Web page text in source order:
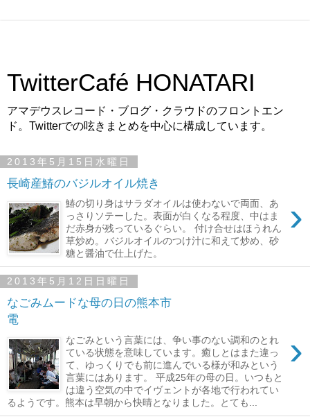
TwitterCafé HONATARI
アマデウスレコード・ブログ・クラウドのフロントエン
ド。Twitterでの呟きまとめを中心に構成しています。
2013年5月15日水曜日
長崎産鰆のバジルオイル焼き
›
鰆の切り身はサラダオイルは使わないで両面、あ
っさりソテーした。表面が白くなる程度、中はま
だ赤身が残っているぐらい。 付け合せはほうれん
草炒め。バジルオイルのつけ汁に和えて炒め、砂
糖と醤油で仕上げた。
2013年5月12日日曜日
なごみムードな母の日の熊本市
電
›
なごみという言葉には、争い事のない調和のとれ
ている状態を意味しています。癒しとはまた違っ
て、ゆっくりでも前に進んでいる様が和みという
言葉にはあります。 平成25年の母の日。いつもと
は違う空気の中でイヴェントが各地で行われてい
るようです。熊本は早朝から快晴となりました。とても...